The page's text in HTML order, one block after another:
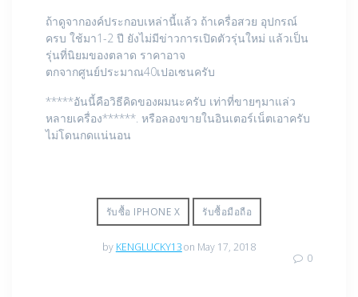
ถ้าดูจากองค์ประกอบเหล่านี้แล้ว ถ้าเครื่อสวย อุปกรณ์
ครบ ใช้มา1-2 ปี ยังไม่มีข่าวการเปิดตัวรุ่นใหม่ แล้วเป็น
รุ่นที่นิยมของตลาด ราคาอาจ
ตกจากศูนย์ประมาณ40เปอเซนครับ
*****อันนี้คือวิธีคิดของผมนะครับ เท่าที่ขายๆมาแล่ว
หลายเครื่อง******. หรือลองขายในอินเตอร์เน็ตเอาครับ
ไม่โดนกดแน่นอน
รับซื้อ IPHONE X รับซื้อมือถือ
by KENGLUCKY13on May 17, 2018
0